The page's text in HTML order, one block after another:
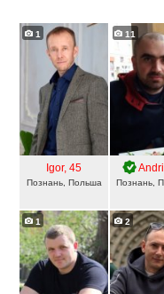
1
Igor, 45
Познань, Польша
11
Познань,
1 2